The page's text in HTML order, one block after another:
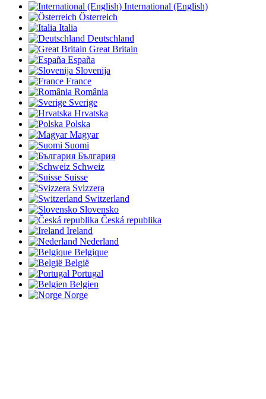
International (English)
Österreich
Italia
Deutschland
Great Britain
España
Slovenija
France
România
Sverige
Hrvatska
Polska
Magyar
Suomi
България
Schweiz
Suisse
Svizzera
Switzerland
Slovensko
Česká republika
Ireland
Nederland
Belgique
België
Portugal
Belgien
Norge